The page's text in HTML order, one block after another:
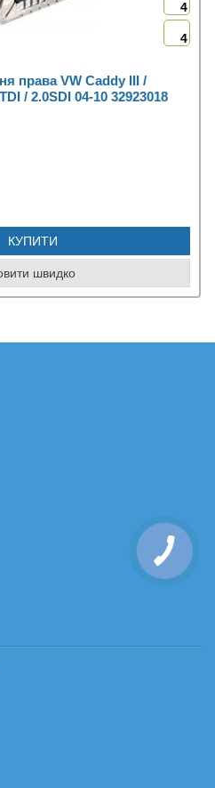
4
4
права VW Caddy III /
/ 2.0SDI 04-10 32923018
КУПИТИ
швидко